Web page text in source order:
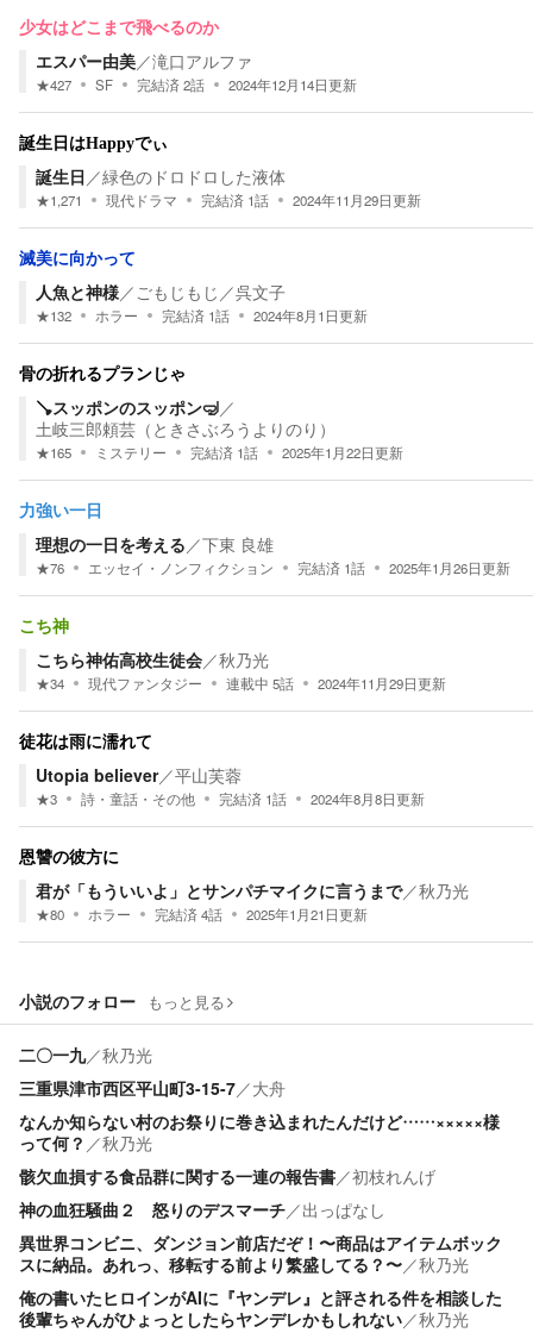
少女はどこまで飛べるのか
エスパー由美／滝口アルファ
★427 SF 完結済2話 2024年12月14日更新
誕生日はHappyでぃ
誕生日 ／緑色のドロドロした液体
★1,271 現代ドラマ 完結済 1話 2024年11月29日更新
滅美に向かって
人魚と神様／ ごもじもじ／呉文子
★132 ホラー 完結済 1話 2024年8月1日更新
骨の折れるプランじゃ
🪠スッポンのスッポン🤿／
土岐三郎頼芸（ときさぶろうよりのり）
★165 ミステリー 完結済 1話 2025年1月22日更新
力強い一日
理想の一日を考える／下東 良雄
★76 エッセイ・ノンフィクション 完結済 1話 2025年1月26日更新
こち神
こちら神佑高校生徒会／秋乃光
★34 現代ファンタジー 連載中 5話 2024年11月29日更新
徒花は雨に濡れて
Utopia believer／平山芙蓉
★3 詩・童話・その他 完結済 1話 2024年8月8日更新
恩讐の彼方に
君が「もういいよ」とサンパチマイクに言うまで／秋乃光
★80 ホラー 完結済4話 2025年1月21日更新
小説のフォロー もっと見る
二〇一九／秋乃光
三重県津市西区平山町3-15-7／大舟
なんか知らない村のお祭りに巻き込まれたんだけど……×××××様
って何？ ／秋乃光
骸欠血損する食品群に関する一連の報告書／初枝れんげ
神の血狂騒曲２ 怒りのデスマーチ／出っぱなし
異世界コンビニ、ダンジョン前店だぞ！〜商品はアイテムボック
スに納品。あれっ、移転する前より繁盛してる？〜／秋乃光
俺の書いたヒロインがAIに『ヤンデレ』と評される件を相談した
後輩ちゃんがひょっとしたらヤンデレかもしれない／秋乃光